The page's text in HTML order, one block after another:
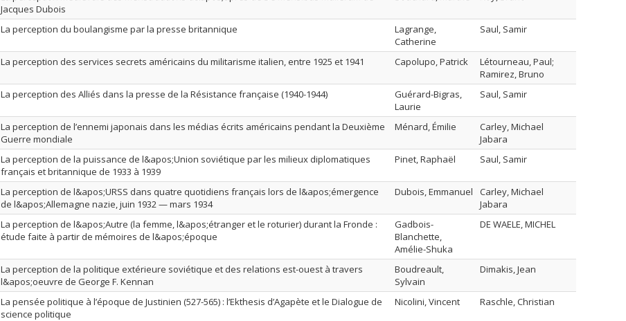
Jacques Dubois
La perception du boulangisme par la presse britannique
Lagrange,
Catherine
Saul, Samir
La perception des services secrets américains du militarisme italien, entre 1925 et 1941 Capolupo, Patrick
Létourneau, Paul;
Ramirez, Bruno
La perception des Alliés dans la presse de la Résistance française (1940-1944)
Guérard-Bigras,
Laurie
Saul, Samir
La perception de l’ennemi japonais dans les médias écrits américains pendant la Deuxième
Guerre mondiale
Ménard, Émilie
Carley, Michael
Jabara
La perception de la puissance de l&apos;Union soviétique par les milieux diplomatiques
français et britannique de 1933 à 1939
Pinet, Raphaël Saul, Samir
La perception de l&apos;URSS dans quatre quotidiens français lors de l&apos;émergence
de l&apos;Allemagne nazie, juin 1932 — mars 1934
Dubois, Emmanuel
Carley, Michael
Jabara
La perception de l&apos;Autre (la femme, l&apos;étranger et le roturier) durant la Fronde :
étude faite à partir de mémoires de l&apos;époque
Gadbois-
Blanchette,
Amélie-Shuka
DE WAELE, MICHEL
La perception de la politique extérieure soviétique et des relations est-ouest à travers
l&apos;oeuvre de George F. Kennan
Boudreault,
Sylvain
Dimakis, Jean
La pensée politique à l’époque de Justinien (527-565) : l’Ekthesis d’Agapète et le Dialogue de
science politique
Nicolini, Vincent Raschle, Christian